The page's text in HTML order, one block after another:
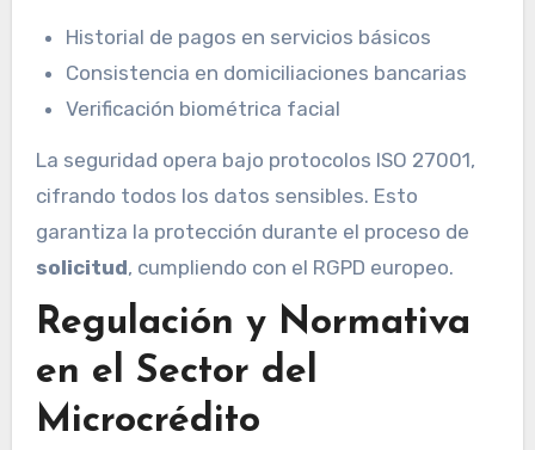
Historial de pagos en servicios básicos
Consistencia en domiciliaciones bancarias
Verificación biométrica facial
La seguridad opera bajo protocolos ISO 27001,
cifrando todos los datos sensibles. Esto
garantiza la protección durante el proceso de
solicitud, cumpliendo con el RGPD europeo.
Regulación y Normativa
en el Sector del
Microcrédito